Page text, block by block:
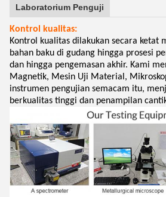
Laboratorium Penguji
Kontrol kualitas:
Kontrol kualitas dilakukan secara ketat
bahan baku di gudang hingga prosesi
dan hingga pengemasan akhir. Kami
Magnetik, Mesin Uji Material,
instrumen pengujian semacam itu,
berkualitas tinggi dan penampilan